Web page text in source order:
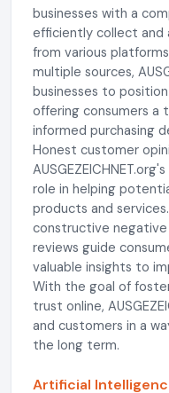
businesses with a
efficiently collect and
from various
multiple sources,
businesses to
offering consumers a
informed purchasing
Honest customer
role in helping
products and
constructive
reviews guide
valuable insights to
With the goal of
trust online,
and customers in a
the long term.
Artificial